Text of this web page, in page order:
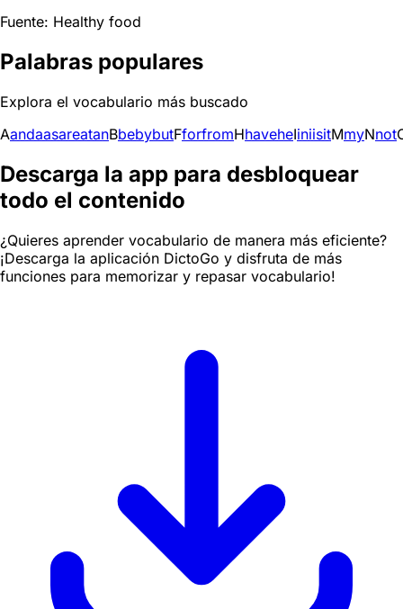
Fuente: Healthy food
Palabras populares
Explora el vocabulario más buscado
AandaasareatanBbebybutFforfromHhaveheIiniisitMmyNnot
Descarga la app para desbloquear
todo el contenido
¿Quieres aprender vocabulario de manera más eficiente?
¡Descarga la aplicación DictoGo y disfruta de más
funciones para memorizar y repasar vocabulario!